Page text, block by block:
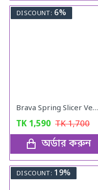
DISCOUNT: 6%
Brava Spring Slicer Vegetables Fruits Cutter
TK 1,590 TK1,700
অর্ডার করুন
DISCOUNT: 19%